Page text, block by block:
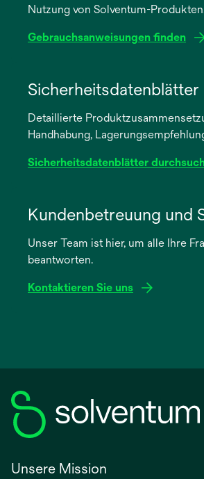
Nutzung von Solventum-
Gebrauchsanweisungen finden
neuen
Registerkarte
Sicherheitsdatenblätter
Detaillierte
Handhabung,
Sicherheitsdatenblätter
neuen
Registerkarte
Kundenbetreuung und
Unser Team ist hier, um alle Ihre
beantworten.
Kontaktieren Sie uns
Unsere Mission